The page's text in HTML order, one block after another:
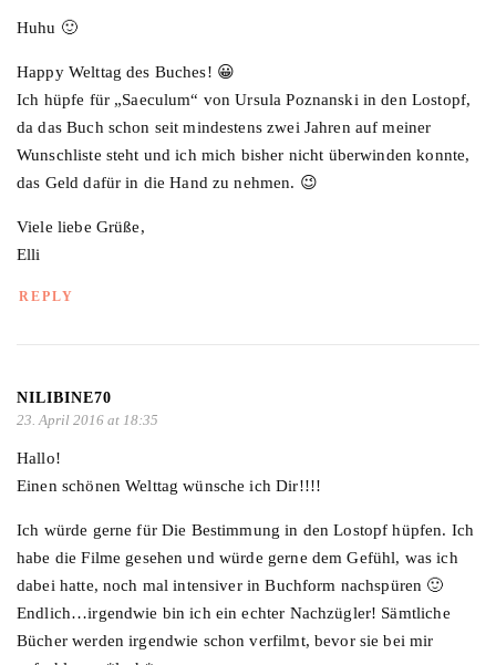
Huhu 🙂
Happy Welttag des Buches! 😀
Ich hüpfe für „Saeculum“ von Ursula Poznanski in den Lostopf,
da das Buch schon seit mindestens zwei Jahren auf meiner
Wunschliste steht und ich mich bisher nicht überwinden konnte,
das Geld dafür in die Hand zu nehmen. 😉
Viele liebe Grüße,
Elli
REPLY
NILIBINE70
23. April 2016 at 18:35
Hallo!
Einen schönen Welttag wünsche ich Dir!!!!
Ich würde gerne für Die Bestimmung in den Lostopf hüpfen. Ich
habe die Filme gesehen und würde gerne dem Gefühl, was ich
dabei hatte, noch mal intensiver in Buchform nachspüren 🙂
Endlich…irgendwie bin ich ein echter Nachzügler! Sämtliche
Bücher werden irgendwie schon verfilmt, bevor sie bei mir